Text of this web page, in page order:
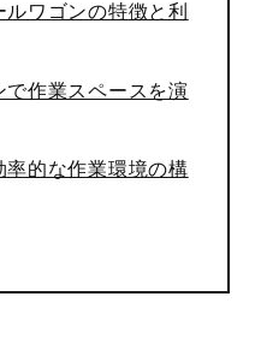
ワゴンの特徴と利
で作業スペースを演
的な作業環境の構